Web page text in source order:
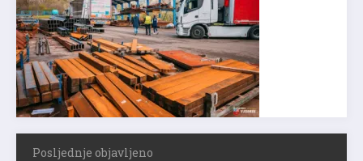
Posljednje objavljeno